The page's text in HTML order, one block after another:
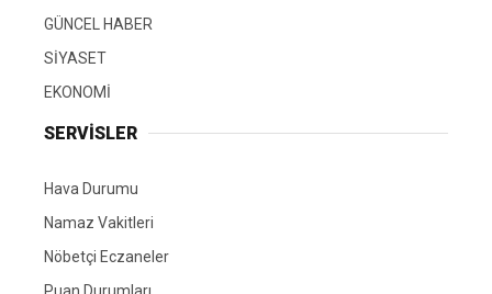
GÜNCEL HABER
SİYASET
EKONOMİ
SERVİSLER
Hava Durumu
Namaz Vakitleri
Nöbetçi Eczaneler
Puan Durumları